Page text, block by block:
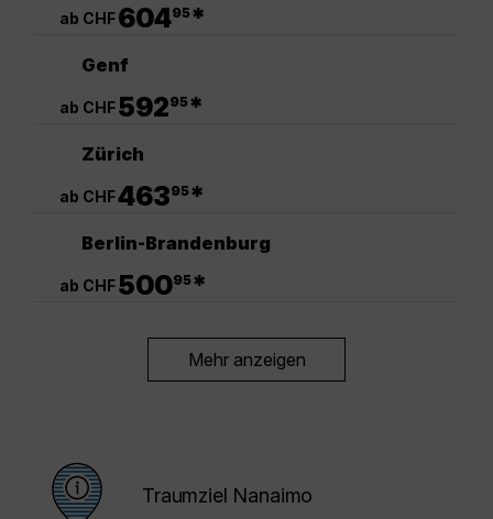
ab CHF60495*
Genf
ab CHF59295*
Zürich
ab CHF46395*
Berlin-Brandenburg
ab CHF50095*
Mehr anzeigen
Traumziel Nanaimo